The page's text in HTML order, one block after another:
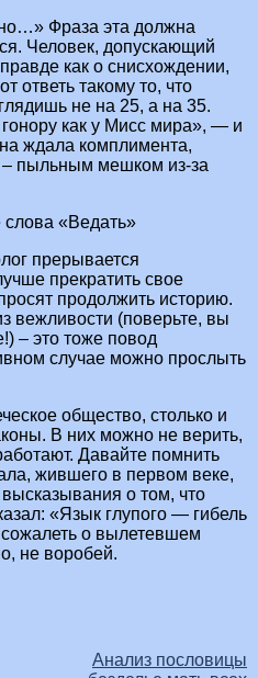
Фраза эта должна
Человек, допускающий
как о снисхождении,
ответь такому то, что
не на 25, а на 35.
как у Мисс мира», — и
ждала комплимента,
пыльным мешком из-за
слова «Ведать»
прерывается
прекратить свое
продолжить историю.
вежливости (поверьте, вы
– это тоже повод
случае можно прослыть
общество, столько и
В них можно не верить,
Давайте помнить
жившего в первом веке,
о том, что
«Язык глупого — гибель
о вылетевшем
не воробей.
Анализ пословицы